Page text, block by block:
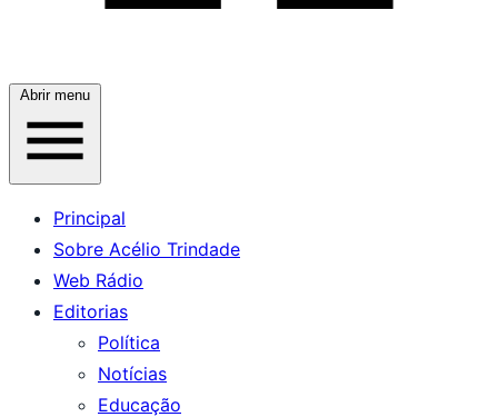
Abrir menu
Principal
Sobre Acélio Trindade
Web Rádio
Editorias
Política
Notícias
Educação